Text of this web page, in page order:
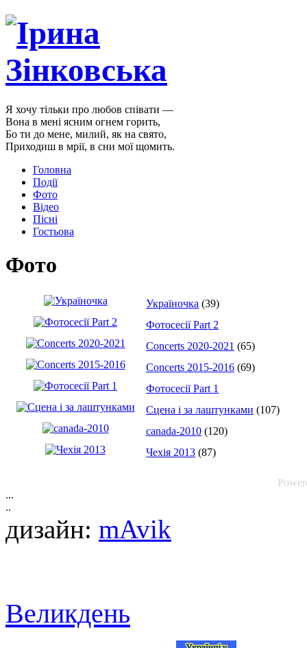
Я хочу тільки про любов співати —
Вона в мені ясним огнем горить,
Бо ти до мене, милий, як на свято,
Приходиш в мрії, в сни мої щомить.
Головна
Події
Фото
Відео
Пісні
Гостьова
Фото
Україночка (39)
Фотоcесії Part 2
Concerts 2020-2021 (65)
Concerts 2015-2016 (69)
Фотоcесії Part 1
Сцена і за лаштунками (107)
canada-2010 (120)
Чехія 2013 (87)
...
..
дизайн: mAvik
Великдень